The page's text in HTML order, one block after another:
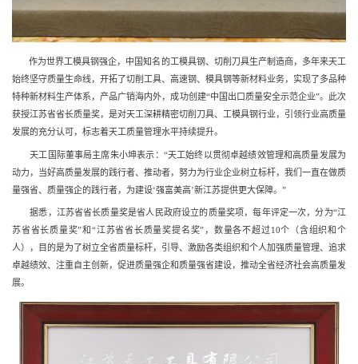
作为世界工模具钢强企，中国知名的工模具钢、切削刀具生产制造商，多年来天工
始终坚守质量生命线，开拓了切削工具、高速钢、模具钢等新材料业务，实现了多品种
特种新材料生产体系，产品广销海内外，成功创建“中国出口质量安全示范企业”。此次
获授江苏省省长质量奖，是对天工深耕精密切削刀具、工模具钢行业，引领行业高质量
发展的充分认可，标志着天工质量管理水平持续提升。
天工国际董事局主席朱小坤表示：“天工始终以贯彻卓越绩效管理和高质量发展为
动力，当好高质量发展的践行者、推动者，努力为行业企业树立标杆，我们一直在做质
量强省、质量强企的践行者，为建设‘强富美高’新江苏提供更大保障。”
据悉，江苏省省长质量奖是省人民政府设立的质量奖项，每年评定一次，分为“江
苏省省长质量奖”和“江苏省省长质量奖提名奖”，数量各不超过10个（含组织和个
人），目的是为了树立全省质量标杆，引导、激励各类组织和个人加强质量管理、追求
卓越绩效、注重自主创新，促进质量强企和质量强省建设，推动全省经济社会高质量发
展。